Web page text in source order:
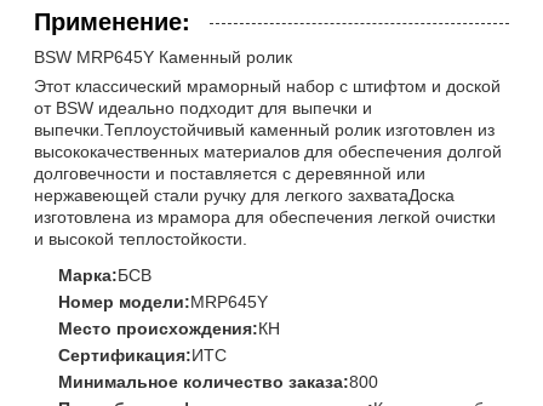
Применение:
BSW MRP645Y Каменный ролик
Этот классический мраморный набор с штифтом и доской
от BSW идеально подходит для выпечки и
выпечки.Теплоустойчивый каменный ролик изготовлен из
высококачественных материалов для обеспечения долгой
долговечности и поставляется с деревянной или
нержавеющей стали ручку для легкого захватаДоска
изготовлена из мрамора для обеспечения легкой очистки
и высокой теплостойкости.
Марка:БСВ
Номер модели:MRP645Y
Место происхождения:КН
Сертификация:ИТС
Минимальное количество заказа:800